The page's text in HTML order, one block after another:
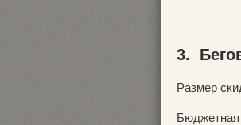
3.
Размер